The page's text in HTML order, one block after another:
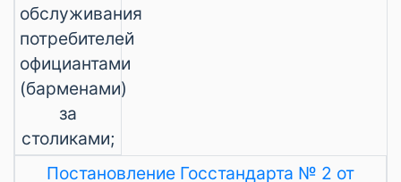
обслуживания
потребителей
официантами
(барменами)
за
столиками;
Постановление Госстандарта № 2 от